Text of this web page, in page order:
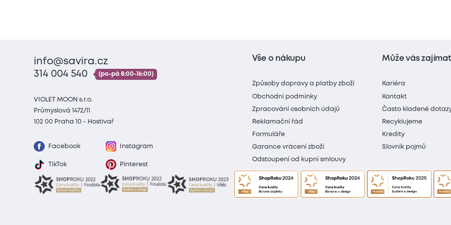
info@savira.cz
314 004 540
(po-pá 8:00-16:00)
VIOLET MOON s.r.o.
Průmyslová 1472/11
102 00 Praha 10 - Hostivař
Facebook Instagram
TikTok Pinterest
Vše o nákupu
Způsoby dopravy a platby zboží
Obchodní podmínky
Zpracování osobních údajů
Reklamační řád
Formuláře
Garance vrácení zboží
Odstoupení od kupní smlouvy
Může vás zajímat
Kariéra
Kontakt
Často kladené
Recyklujeme
Kredity
Slovník pojmů